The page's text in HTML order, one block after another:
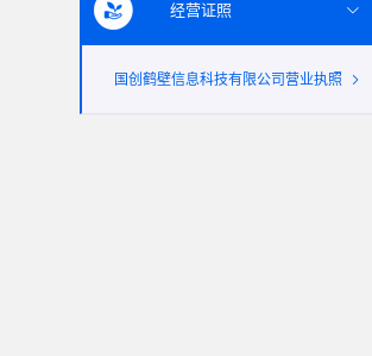
经营证照
国创鹤壁信息科技有限公司营业执照 